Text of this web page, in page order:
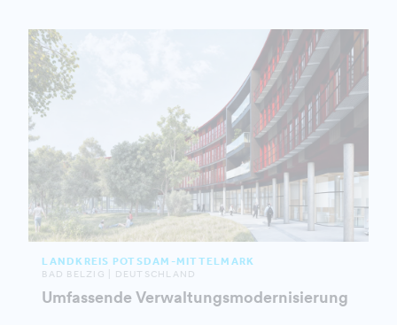
LANDKREIS POTSDAM-MITTELMARK
BAD BELZIG | DEUTSCHLAND
Umfassende Verwaltungsmodernisierung